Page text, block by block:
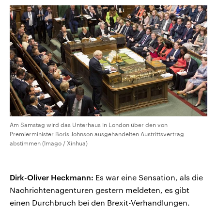
Am Samstag wird das Unterhaus in London über den von
Premierminister Boris Johnson ausgehandelten Austrittsvertrag
abstimmen (Imago / Xinhua)
Dirk-Oliver Heckmann: Es war eine Sensation, als die
Nachrichtenagenturen gestern meldeten, es gibt
einen Durchbruch bei den Brexit-Verhandlungen.